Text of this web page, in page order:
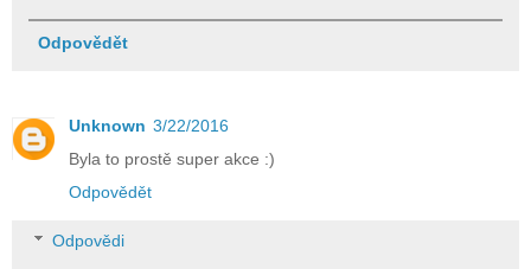
Odpovědět
Unknown 3/22/2016
Byla to prostě super akce :)
Odpovědět
Odpovědi